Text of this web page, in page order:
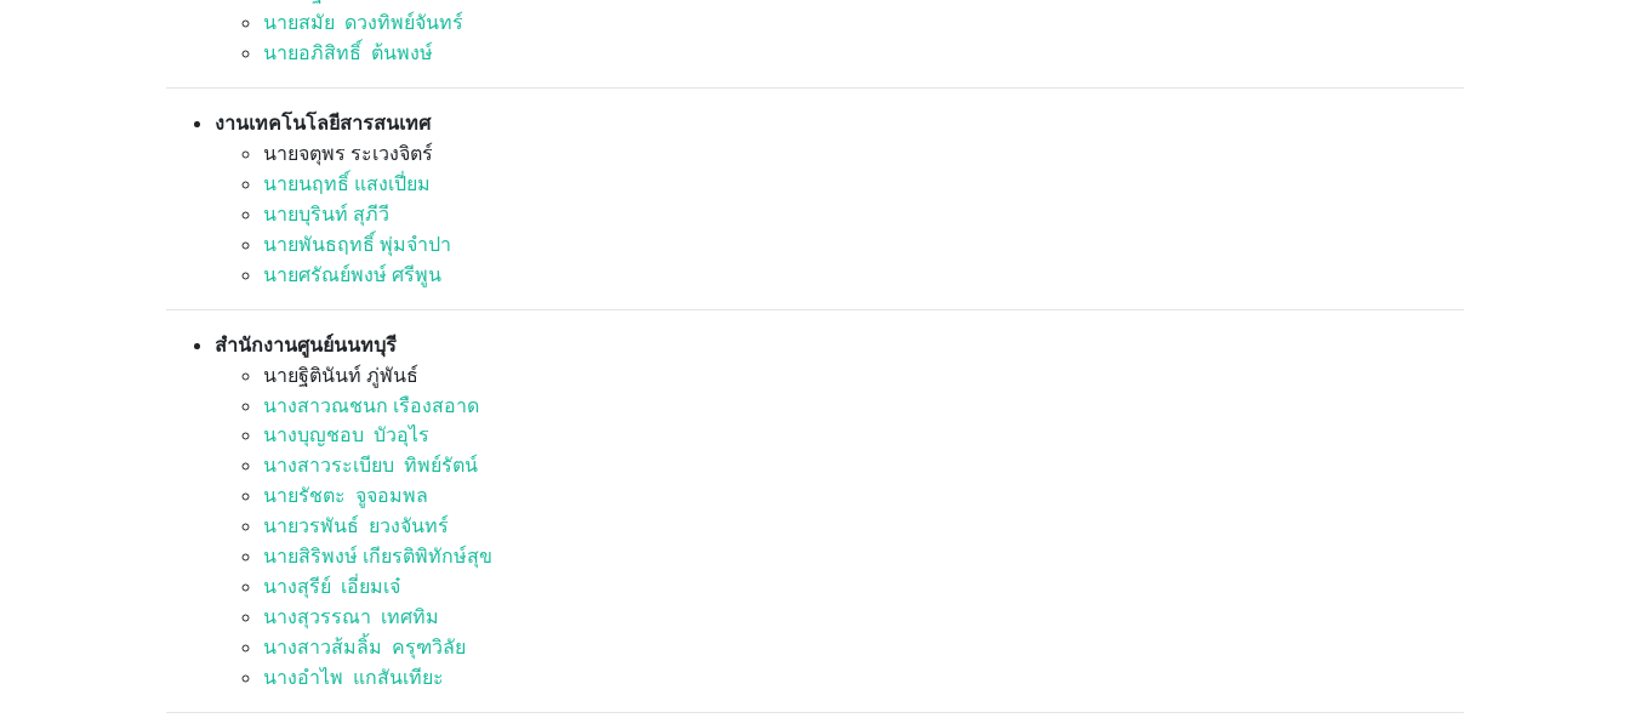
นายสมัย ดวงทิพย์จันทร์
นายอภิสิทธิ์ ต้นพงษ์
งานเทคโนโลยีสารสนเทศ
นายจตุพร ระเวงจิตร์
นายนฤทธิ์ แสงเปี่ยม
นายบุรินท์ สุภีวี
นายพันธฤทธิ์ พุ่มจำปา
นายศรัณย์พงษ์ ศรีพูน
สำนักงานศูนย์นนทบุรี
นายฐิตินันท์ ภู่พันธ์
นางสาวณชนก เรืองสอาด
นางบุญชอบ บัวอุไร
นางสาวระเบียบ ทิพย์รัตน์
นายรัชตะ จูจอมพล
นายวรพันธ์ ยวงจันทร์
นายสิริพงษ์ เกียรติพิทักษ์สุข
นางสุรีย์ เอี่ยมเจ๋
นางสุวรรณา เทศทิม
นางสาวส้มลิ้ม ครุฑวิลัย
นางอำไพ แกสันเทียะ